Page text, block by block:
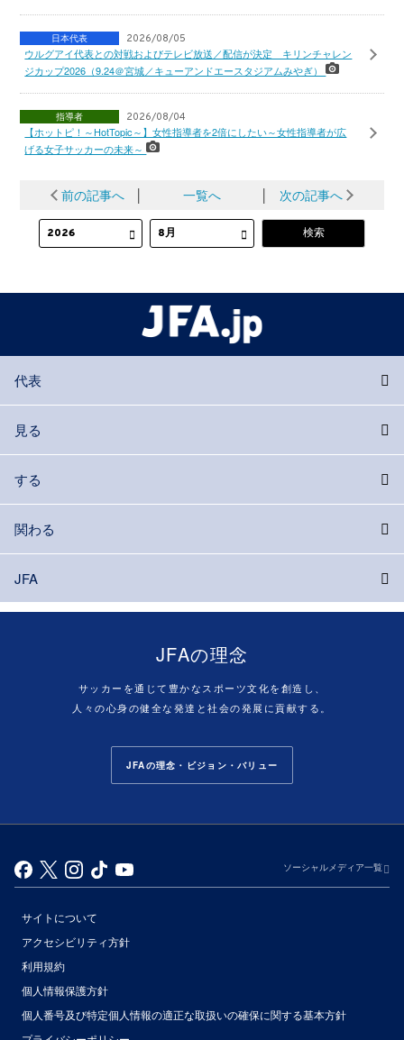
日本代表 2026/08/05
ウルグアイ代表との対戦およびテレビ放送／配信が決定 キリンチャレン
ジカップ2026（9.24＠宮城／キューアンドエースタジアムみやぎ）
指導者 2026/08/04
【ホットピ！～HotTopic～】女性指導者を2倍にしたい～女性指導者が広
げる女子サッカーの未来～
前の記事へ │ 一覧へ │ 次の記事へ
代表
見る
する
関わる
JFA
JFAの理念
サッカーを通じて豊かなスポーツ文化を創造し、
人々の心身の健全な発達と社会の発展に貢献する。
JFAの理念・ビジョン・バリュー
ソーシャルメディア一覧
サイトについて
アクセシビリティ方針
利用規約
個人情報保護方針
個人番号及び特定個人情報の適正な取扱いの確保に関する基本方針